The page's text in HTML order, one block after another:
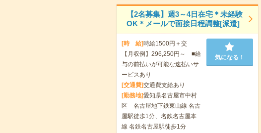
【2名募集】週3～4日在宅＊未経験
OK＊メールで面接日程調整[派遣]
[時 給]時給1500円＋交
【月収例】296,250円～ ■給
与の前払いが可能な速払いサ
ービスあり
[交通費]交通費支給あり
[勤務地]愛知県名古屋市中村
区 名古屋地下鉄東山線 名古
屋駅徒歩1分、名鉄名古屋本
線 名鉄名古屋駅徒歩1分
気になる！